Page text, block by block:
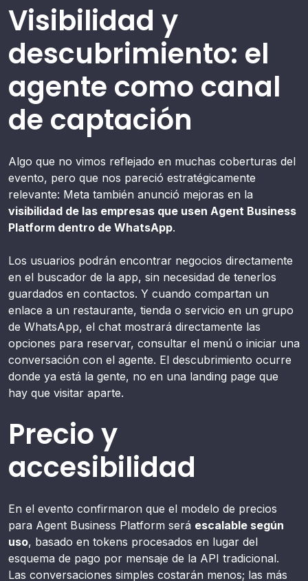
Visibilidad y
descubrimiento: el
agente como canal
de captación
Algo que no vimos reflejado en muchas coberturas del
evento, pero que nos pareció estratégicamente
relevante: Meta también anunció mejoras en la
visibilidad de las empresas que usen Agent Business
Platform dentro de WhatsApp.
Los usuarios podrán encontrar negocios directamente
en el buscador de la app, sin necesidad de tenerlos
guardados en contactos. Y cuando compartan un
enlace a un restaurante, tienda o servicio en un grupo
de WhatsApp, el chat mostrará directamente las
opciones para reservar, consultar el menú o iniciar una
conversación con el agente. El descubrimiento ocurre
donde ya está la gente, no en una landing page que
hay que visitar aparte.
Precio y
accesibilidad
En el evento confirmaron que el modelo de precios
para Agent Business Platform será escalable según
uso, basado en tokens procesados en lugar del
esquema de pago por mensaje de la API tradicional.
Las conversaciones simples costarán menos; las más